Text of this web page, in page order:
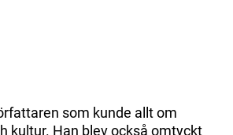
som kunde allt om
kultur. Han blev också omtyckt